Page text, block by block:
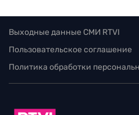
Выходные данные СМИ RTVI
Пользовательское соглашение
Политика обработки